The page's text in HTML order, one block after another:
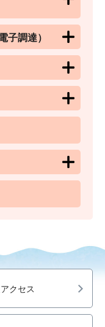
子調達）
クセス